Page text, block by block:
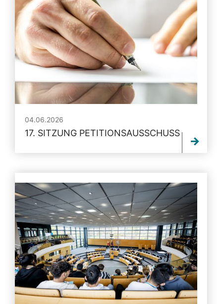
04.06.2026
17. SITZUNG PETITIONSAUSSCHUSS